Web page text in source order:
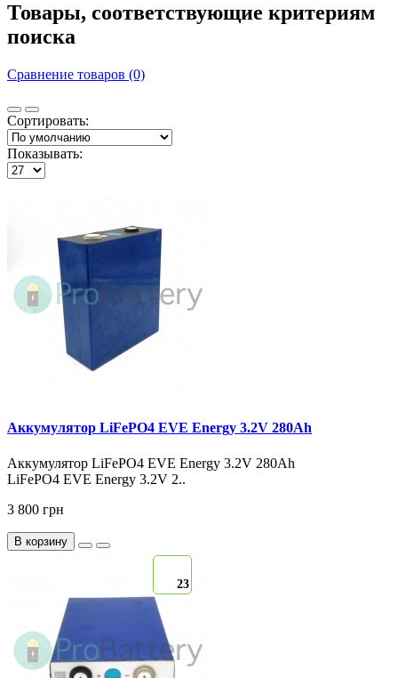
Товары, соответствующие критериям
поиска
Сравнение товаров (0)
Сортировать:
Показывать:
Аккумулятор LiFePO4 EVE Energy 3.2V 280Ah
Аккумулятор LiFePO4 EVE Energy 3.2V 280Ah
LiFePO4 EVE Energy 3.2V 2..
3 800 грн
В корзину
23